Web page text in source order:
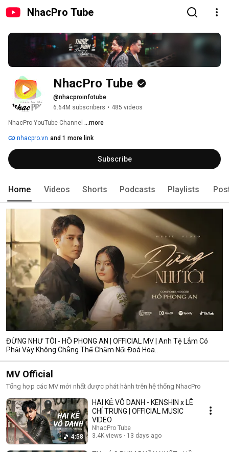
NhacPro Tube
NhacPro Tube
@nhacproinfotube
6.64M subscribers • 485 videos
NhacPro YouTube Channel ...more
nhacpro.vn and 1 more link
Subscribe
Home Videos Shorts Podcasts Playlists
ĐỪNG NHƯ TÔI - HỒ PHONG AN | OFFICIAL MV | Anh Tệ Lắm Có
Phải Vậy Không Chẳng Thể Chăm Nổi Đoá Hoa..
MV Official
Tổng hợp các MV mới nhất được phát hành trên hệ thống NhacPro
4:58
HAI KẺ VÔ DANH - KENSHIN x LÊ
CHÍ TRUNG | OFFICIAL MUSIC
VIDEO
NhacPro Tube
3.4K views
13 days ago